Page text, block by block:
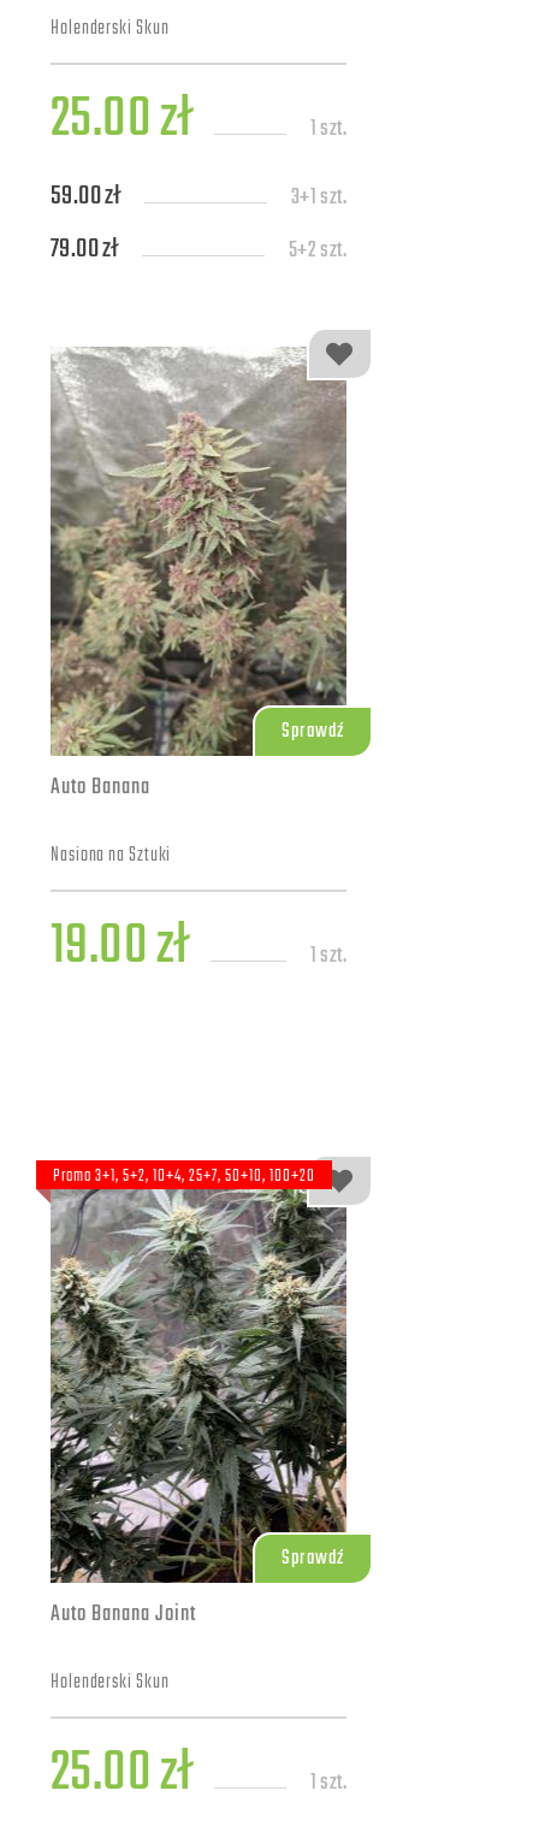
Holenderski Skun
25.00 zł 1 szt.
59.00 zł 3+1 szt.
79.00 zł 5+2 szt.
309.00 zł 25+7 szt.
579.00 zł 50+10 szt.
1109.00 zł 100+20 szt.
Sprawdź
Auto Banana
Nasiona na Sztuki
19.00 zł 1 szt.
Promo 3+1, 5+2, 10+4, 25+7, 50+10, 100+20
Sprawdź
Auto Banana Joint
Holenderski Skun
25.00 zł 1 szt.